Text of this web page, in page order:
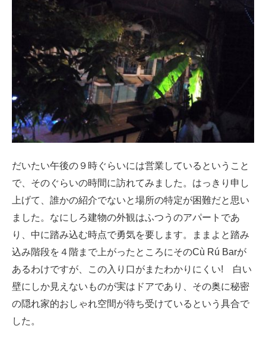
だいたい午後の９時ぐらいには営業しているということ
で、そのぐらいの時間に訪れてみました。はっきり申し
上げて、誰かの紹介でないと場所の特定が困難だと思い
ました。なにしろ建物の外観はふつうのアパートであ
り、中に踏み込む時点で勇気を要します。ままよと踏み
込み階段を４階まで上がったところにそのCù Rú Barが
あるわけですが、この入り口がまたわかりにくい! 白い
壁にしか見えないものが実はドアであり、その奥に秘密
の隠れ家的おしゃれ空間が待ち受けているという具合で
した。